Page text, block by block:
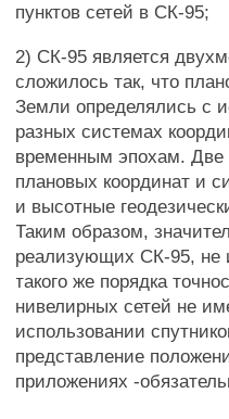
пунктов сетей в СК-95;
2) СК-95 является
сложилось так, что
Земли определялись с
разных системах
временным эпохам. Две
плановых координат и
и высотные
Таким образом,
реализующих СК-95, не
такого же порядка
нивелирных сетей не
использовании
представление
приложениях -